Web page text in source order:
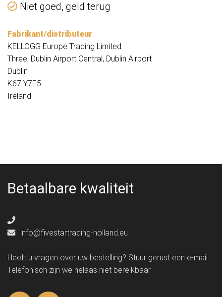
Niet goed, geld terug
Fabrikant/distributeur
KELLOGG Europe Trading Limited
Three, Dublin Airport Central, Dublin Airport
Dublin
K67 Y7E5
Ireland
Betaalbare kwaliteit
info@fivestartrading-holland.eu
Heeft u vragen over uw bestelling? Stuur gerust een e-mail.
Telefonisch zijn we helaas niet bereikbaar.